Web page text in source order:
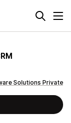
Solutions Private